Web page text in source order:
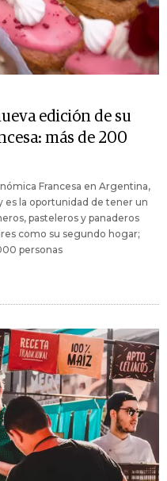
edición de su
más de 200
Francesa en Argentina,
es la oportunidad de tener un
pasteleros y panaderos
como su segundo hogar;
personas